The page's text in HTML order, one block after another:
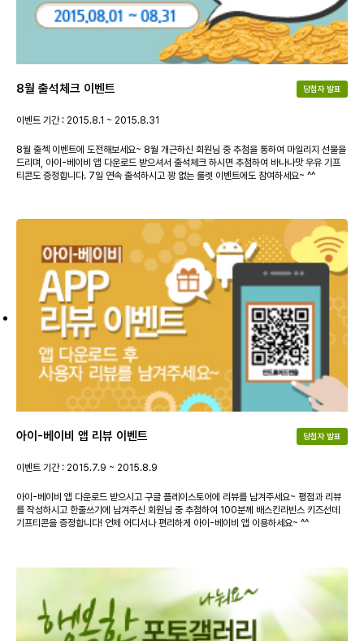
8월 출석체크 이벤트 당첨자 발표
이벤트 기간 : 2015.8.1 ~ 2015.8.31
8월 출첵 이벤트에 도전해보세요~ 8월 개근하신 회원님 중 추첨을 통하여 마일리지 선물을
드리며, 아이-베이비 앱 다운로드 받으셔서 출석체크 하시면 추첨하여 바나나맛 우유 기프
티콘도 증정합니다. 7일 연속 출석하시고 꽝 없는 룰렛 이벤트에도 참여하세요~ ^^
아이-베이비 앱 리뷰 이벤트 당첨자 발표
이벤트 기간 : 2015.7.9 ~ 2015.8.9
아이-베이비 앱 다운로드 받으시고 구글 플레이스토어에 리뷰를 남겨주세요~ 평점과 리뷰
를 작성하시고 한줄쓰기에 남겨주신 회원님 중 추첨하여 100분께 배스킨라빈스 키즈선데
기프티콘을 증정합니다! 언제 어디서나 편리하게 아이-베이비 앱 이용하세요~ ^^